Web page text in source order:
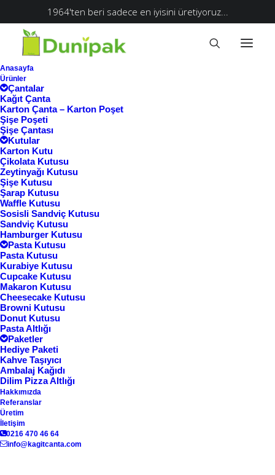
1964'ten beri sadece en iyisini üretiyoruz...
Anasayfa
Ürünler
Çantalar
Kağıt Çanta
Karton Çanta – Karton Poşet
Şişe Poşeti
Şişe Çantası
Kutular
Karton Kutu
Çikolata Kutusu
Zeytinyağı Kutusu
Şişe Kutusu
Şarap Kutusu
Waffle Kutusu
Sosisli Sandviç Kutusu
Sandviç Kutusu
Hamburger Kutusu
Pasta Kutusu
Pasta Kutusu
Kurabiye Kutusu
Cupcake Kutusu
Makaron Kutusu
Cheesecake Kutusu
Browni Kutusu
Donut Kutusu
Pasta Altlığı
Paketler
Hediye Paketi
Kahve Taşıyıcı
Ambalaj Kağıdı
Dilim Pizza Altlığı
Hakkımızda
Referanslar
Üretim
İletişim
0216 470 46 64
info@kagitcanta.com
Ana Sayfa
Ürünler “6'lı cupcake kutusu” olarak
etiketlendi
6'lı cupcake kutusu